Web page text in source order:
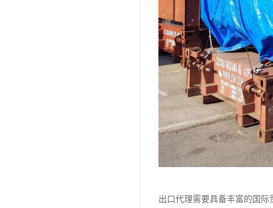
出口代理需要具备丰富的国